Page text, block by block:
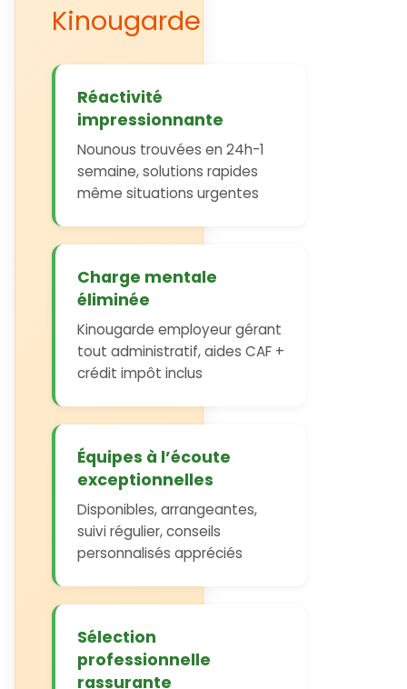
Kinougarde
Réactivité
impressionnante
Nounous trouvées en 24h-1
semaine, solutions rapides
même situations urgentes
Charge mentale
éliminée
Kinougarde employeur gérant
tout administratif, aides CAF +
crédit impôt inclus
Équipes à l’écoute
exceptionnelles
Disponibles, arrangeantes,
suivi régulier, conseils
personnalisés appréciés
Sélection
professionnelle
rassurante